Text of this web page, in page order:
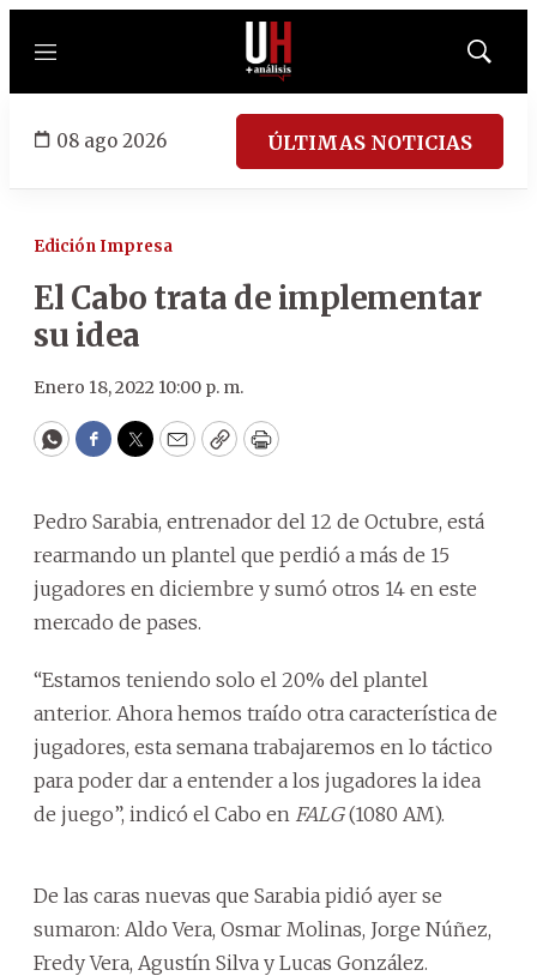
Menú
Mostrar
08 ago 2026 ÚLTIMAS NOTICIAS
Edición Impresa
El Cabo trata de implementar
su idea
Enero 18, 2022 10:00 p. m.
WhatsApp
Facebook
Twitter
EmailCopyPrint
Pedro Sarabia, entrenador del 12 de Octubre, está
rearmando un plantel que perdió a más de 15
jugadores en diciembre y sumó otros 14 en este
mercado de pases.
“Estamos teniendo solo el 20% del plantel
anterior. Ahora hemos traído otra característica de
jugadores, esta semana trabajaremos en lo táctico
para poder dar a entender a los jugadores la idea
de juego”, indicó el Cabo en FALG(1080 AM).
De las caras nuevas que Sarabia pidió ayer se
sumaron: Aldo Vera, Osmar Molinas, Jorge Núñez,
Fredy Vera, Agustín Silva y Lucas González.